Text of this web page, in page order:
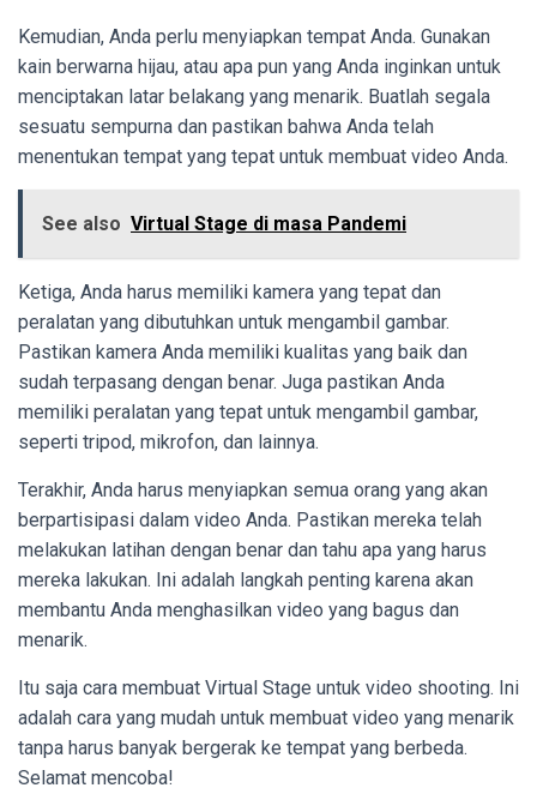
Kemudian, Anda perlu menyiapkan tempat Anda. Gunakan
kain berwarna hijau, atau apa pun yang Anda inginkan untuk
menciptakan latar belakang yang menarik. Buatlah segala
sesuatu sempurna dan pastikan bahwa Anda telah
menentukan tempat yang tepat untuk membuat video Anda.
See also Virtual Stage di masa Pandemi
Ketiga, Anda harus memiliki kamera yang tepat dan
peralatan yang dibutuhkan untuk mengambil gambar.
Pastikan kamera Anda memiliki kualitas yang baik dan
sudah terpasang dengan benar. Juga pastikan Anda
memiliki peralatan yang tepat untuk mengambil gambar,
seperti tripod, mikrofon, dan lainnya.
Terakhir, Anda harus menyiapkan semua orang yang akan
berpartisipasi dalam video Anda. Pastikan mereka telah
melakukan latihan dengan benar dan tahu apa yang harus
mereka lakukan. Ini adalah langkah penting karena akan
membantu Anda menghasilkan video yang bagus dan
menarik.
Itu saja cara membuat Virtual Stage untuk video shooting. Ini
adalah cara yang mudah untuk membuat video yang menarik
tanpa harus banyak bergerak ke tempat yang berbeda.
Selamat mencoba!